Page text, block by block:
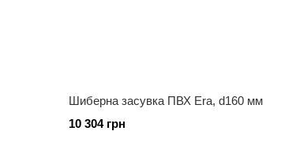
Шиберна засувка ПВХ Era, d160 мм
10 304 грн